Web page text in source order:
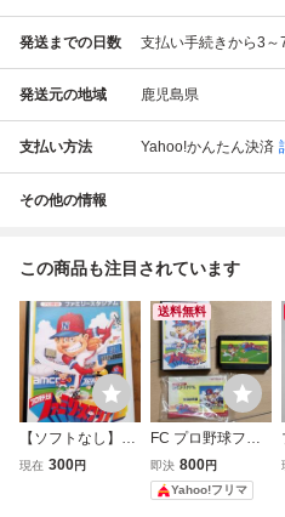
発送までの日数 支払い手続きから3～
発送元の地域 鹿児島県
支払い方法 Yahoo!かんたん決済
その他の情報
この商品も注目されています
【ソフトなし】FC
プロ野球ファミリ
現在 300円
送料無料
FC プロ野球ファ
ミリースタジアム
箱説付き ファミコ
ンソフト
即決 800円
Yahoo!フリマ